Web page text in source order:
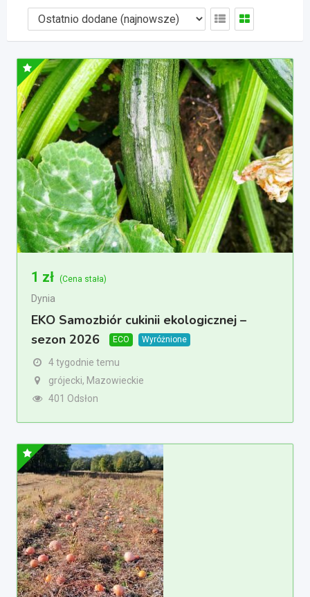
1 zł (Cena stała)
Dynia
EKO Samozbiór cukinii ekologicznej –
sezon 2026
ECO Wyróżnione
4 tygodnie temu
grójecki, Mazowieckie
401 Odsłon